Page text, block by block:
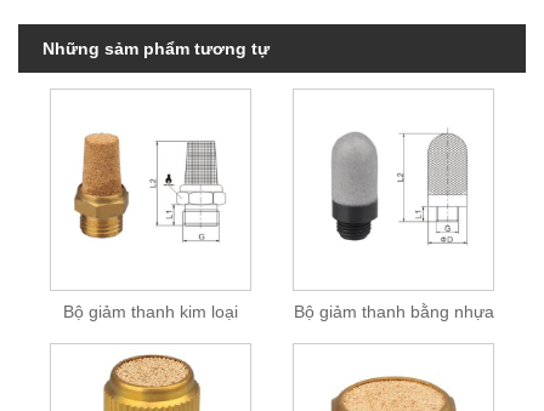
Những sảm phẩm tương tự
Bộ giảm thanh kim loại Bộ giảm thanh bằng nhựa